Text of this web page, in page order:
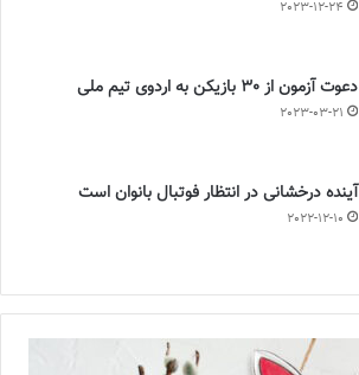
2023-12-24
دعوت آزمون از 30 بازیکن به اردوی تیم ملی
2023-03-21
آینده درخشانی در انتظار فوتبال بانوان است
2022-12-10